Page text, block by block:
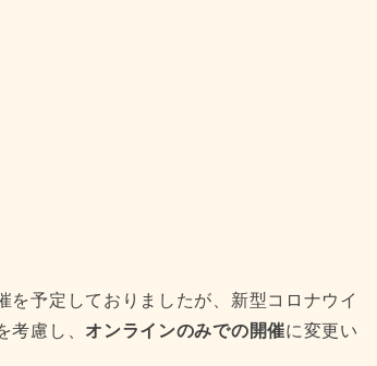
予定しておりましたが、新型コロナウイ
考慮し、 オンラインのみでの開催に変更い